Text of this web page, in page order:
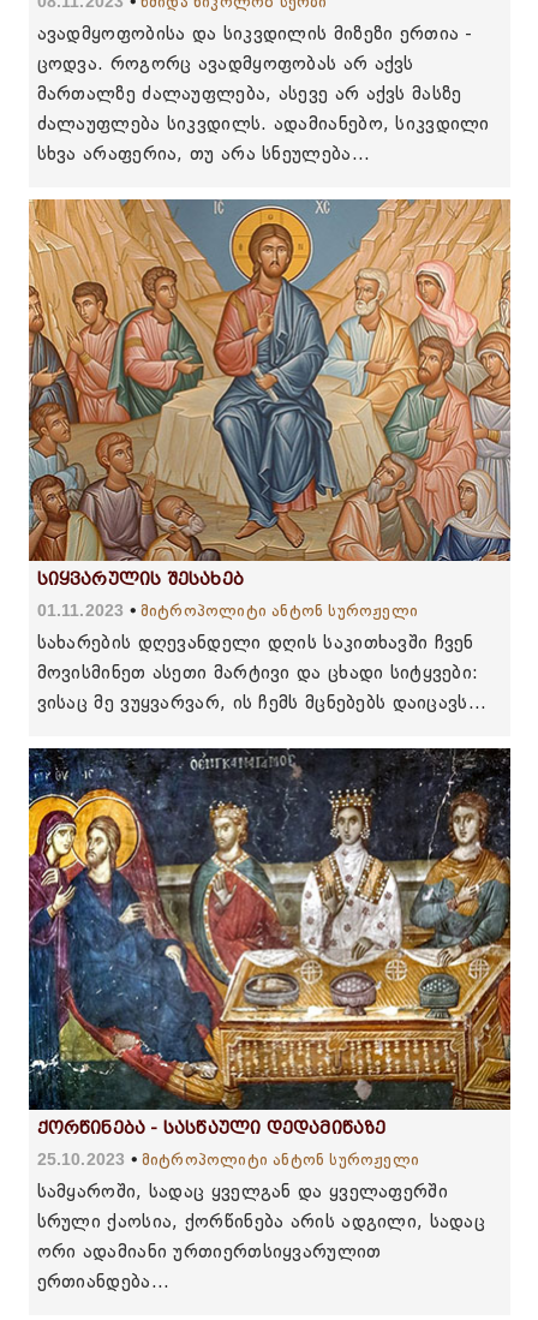
ავადმყოფობისა და სიკვდილის მიზეზი ერთია -
ცოდვა. როგორც ავადმყოფობას არ აქვს
მართალზე ძალაუფლება, ასევე არ აქვს მასზე
ძალაუფლება სიკვდილს. ადამიანებო, სიკვდილი
სხვა არაფერია, თუ არა სნეულება...
სიყვარულის შესახებ
01.11.2023 მიტროპოლიტი ანტონ სუროჟელი
სახარების დღევანდელი დღის საკითხავში ჩვენ
მოვისმინეთ ასეთი მარტივი და ცხადი სიტყვები:
ვისაც მე ვუყვარვარ, ის ჩემს მცნებებს დაიცავს...
ქორწინება - სასწაული დედამიწაზე
25.10.2023 მიტროპოლიტი ანტონ სუროჟელი
სამყაროში, სადაც ყველგან და ყველაფერში
სრული ქაოსია, ქორწინება არის ადგილი, სადაც
ორი ადამიანი ურთიერთსიყვარულით
ერთიანდება...